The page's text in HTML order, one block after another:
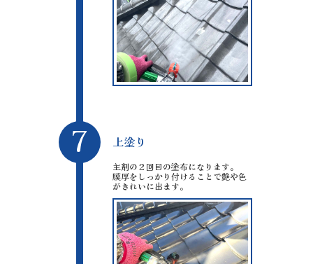
7 上塗り
主剤の２回目の塗布になります。
膜厚をしっかり付けることで艶や色
がきれいに出ます。